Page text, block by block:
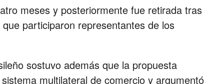
meses y posteriormente fue retirada tras
participaron representantes de los
sostuvo además que la propuesta
multilateral de comercio y argumentó